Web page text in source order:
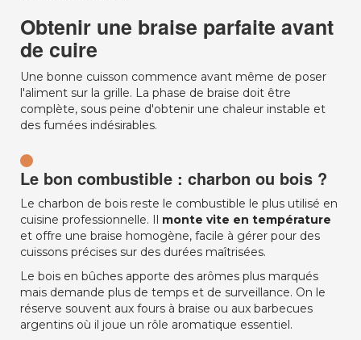
Obtenir une braise parfaite avant
de cuire
Une bonne cuisson commence avant même de poser
l'aliment sur la grille. La phase de braise doit être
complète, sous peine d'obtenir une chaleur instable et
des fumées indésirables.
Le bon combustible : charbon ou bois ?
Le charbon de bois reste le combustible le plus utilisé en
cuisine professionnelle. Il monte vite en température
et offre une braise homogène, facile à gérer pour des
cuissons précises sur des durées maîtrisées.
Le bois en bûches apporte des arômes plus marqués
mais demande plus de temps et de surveillance. On le
réserve souvent aux fours à braise ou aux barbecues
argentins où il joue un rôle aromatique essentiel.